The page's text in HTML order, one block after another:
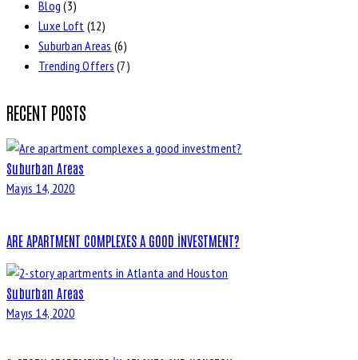
Blog (3)
Luxe Loft (12)
Suburban Areas (6)
Trending Offers (7)
RECENT POSTS
Suburban Areas
Mayıs 14, 2020
ARE APARTMENT COMPLEXES A GOOD INVESTMENT?
Suburban Areas
Mayıs 14, 2020